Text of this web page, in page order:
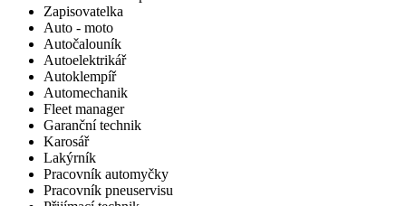
Zapisovatelka
Auto - moto
Autočalouník
Autoelektrikář
Autoklempíř
Automechanik
Fleet manager
Garanční technik
Karosář
Lakýrník
Pracovník automyčky
Pracovník pneuservisu